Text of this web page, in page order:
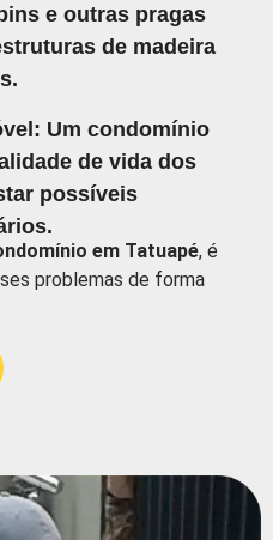
e outras pragas
de madeira
Um condomínio
de vida dos
possíveis
em Tatuapé, é
problemas de forma